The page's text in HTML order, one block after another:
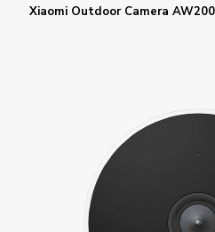
Xiaomi Outdoor Camera AW200